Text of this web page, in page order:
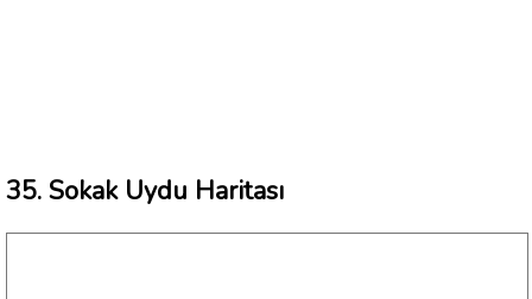
35. Sokak Uydu Haritası